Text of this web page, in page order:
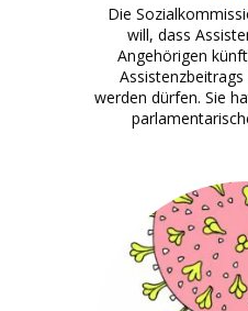
Die
will, dass
Angehörigen
werden dürfen. Sie